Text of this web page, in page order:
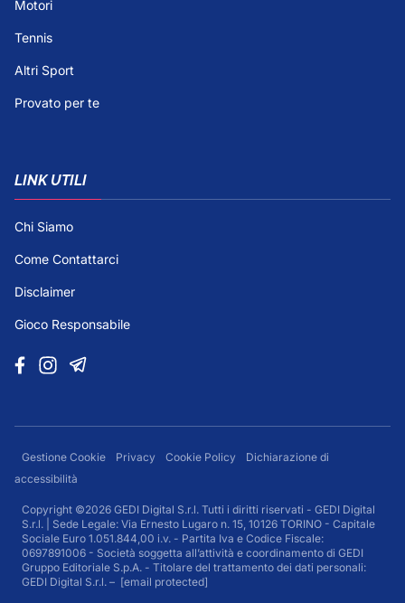
Motori
Tennis
Altri Sport
Provato per te
LINK UTILI
Chi Siamo
Come Contattarci
Disclaimer
Gioco Responsabile
Gestione Cookie Privacy Cookie Policy
Dichiarazione di
accessibilità
Copyright ©2026 GEDI Digital S.r.l. Tutti i diritti riservati - GEDI Digital
S.r.l. | Sede Legale: Via Ernesto Lugaro n. 15, 10126 TORINO - Capitale
Sociale Euro 1.051.844,00 i.v. - Partita Iva e Codice Fiscale:
0697891006 - Società soggetta all’attività e coordinamento di GEDI
Gruppo Editoriale S.p.A. - Titolare del trattamento dei dati personali:
GEDI Digital S.r.l. – [email protected]